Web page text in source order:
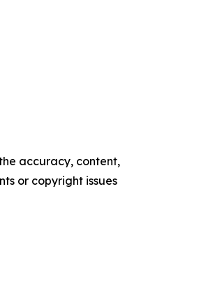
accuracy, content,
or copyright issues